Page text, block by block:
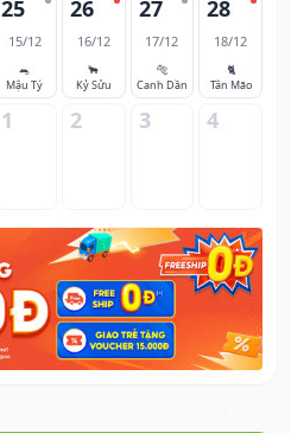
25
15/12
🐀
Mậu Tý
26
16/12
🐂
Kỷ Sửu
27
17/12
🐅
Canh Dần
28
18/12
🐈
Tân Mão
1 2 3 4